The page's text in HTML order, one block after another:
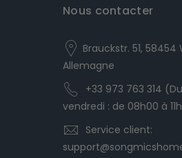
Nous contacter
Brauckstr. 51, 58454
Allemagne
+33 973 763 314
vendredi : de 08h00 à
Service client: